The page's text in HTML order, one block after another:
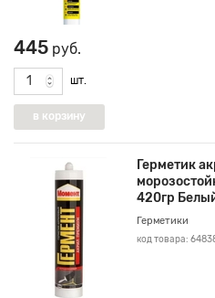
445 руб.
шт.
Герметик
420гр
Герметики
код товара: